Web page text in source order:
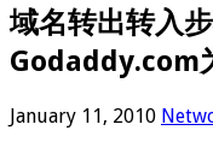
域名转出转入
Godaddy.com
January 11, 2010